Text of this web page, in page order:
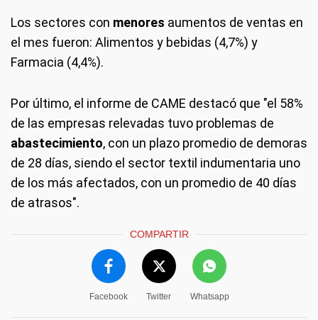
Los sectores con menores aumentos de ventas en
el mes fueron: Alimentos y bebidas (4,7%) y
Farmacia (4,4%).
Por último, el informe de CAME destacó que "el 58%
de las empresas relevadas tuvo problemas de
abastecimiento, con un plazo promedio de demoras
de 28 días, siendo el sector textil indumentaria uno
de los más afectados, con un promedio de 40 días
de atrasos".
COMPARTIR
Facebook Twitter Whatsapp